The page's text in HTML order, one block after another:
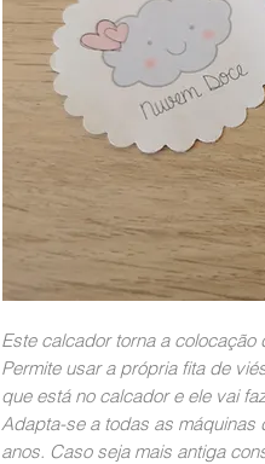
Este calcador torna a
Permite usar a própria fita de
que está no calcador e ele vai
Adapta-se a todas as máquinas
anos. Caso seja mais antiga